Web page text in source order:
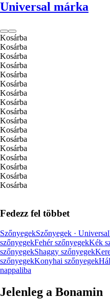
Universal márka
Kosárba
Kosárba
Kosárba
Kosárba
Kosárba
Kosárba
Kosárba
Kosárba
Kosárba
Kosárba
Kosárba
Kosárba
Kosárba
Kosárba
Kosárba
Kosárba
Kosárba
Fedezz fel többet
SzőnyegekSzőnyegek · Universal
szőnyegekFehér szőnyegekKék
szőnyegekShaggy szőnyegek
szőnyegekKonyhai szőnyegek
nappaliba
Jelenleg a Bonamin